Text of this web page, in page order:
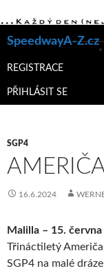
SpeedwayA-Z.cz
K
WEBU
REGISTRACE
PŘIHLÁSIT SE
SGP4
16.6.2024
Malilla – 15. června
Třináctiletý
SGP4 na malé